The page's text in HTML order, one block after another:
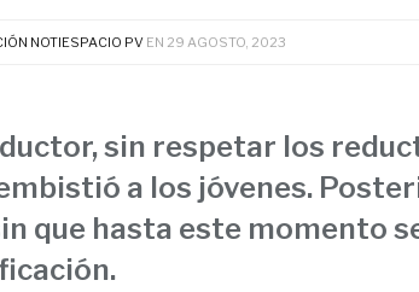
NOTIESPACIO PV EN 29 AGOSTO, 2023
sin respetar los
a los jóvenes.
que hasta este momento